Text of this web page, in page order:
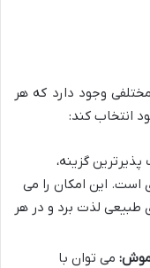
وجود دارد که هر
انتخاب کند:
گزینه،
است. این امکان را می
طبیعی لذت برد و در هر
می توان با